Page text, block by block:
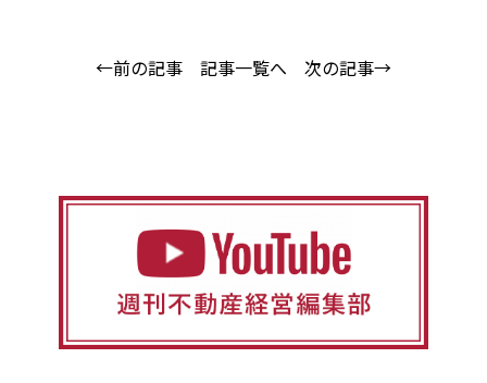
←前の記事 記事一覧へ 次の記事→